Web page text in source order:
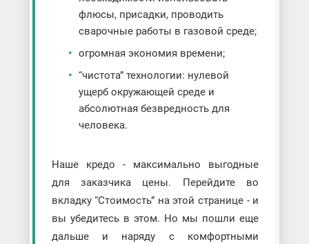
флюсы, присадки, проводить
сварочные работы в газовой среде;
огромная экономия времени;
“чистота” технологии: нулевой
ущерб окружающей среде и
абсолютная безвредность для
человека.
Наше кредо - максимально выгодные
для заказчика цены. Перейдите во
вкладку “Стоимость” на этой странице - и
вы убедитесь в этом. Но мы пошли еще
дальше и наряду с комфортными